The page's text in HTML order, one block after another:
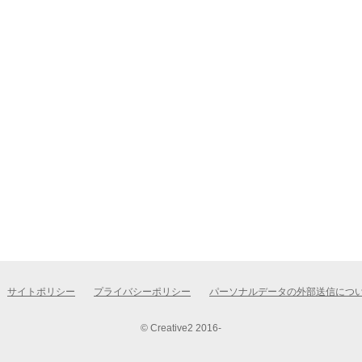
サイトポリシー プライバシーポリシー パーソナルデータの外部送信につ
© Creative2 2016-